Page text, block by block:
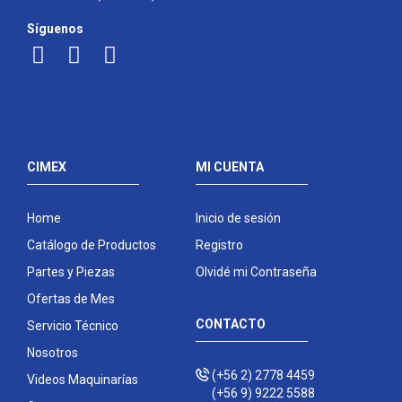
Síguenos
CIMEX
Home
Catálogo de Productos
Partes y Piezas
Ofertas de Mes
Servicio Técnico
Nosotros
Videos Maquinarías
MI CUENTA
Inicio de sesión
Registro
Olvidé mi Contraseña
CONTACTO
(+56 2) 2778 4459
(+56 9) 9222 5588